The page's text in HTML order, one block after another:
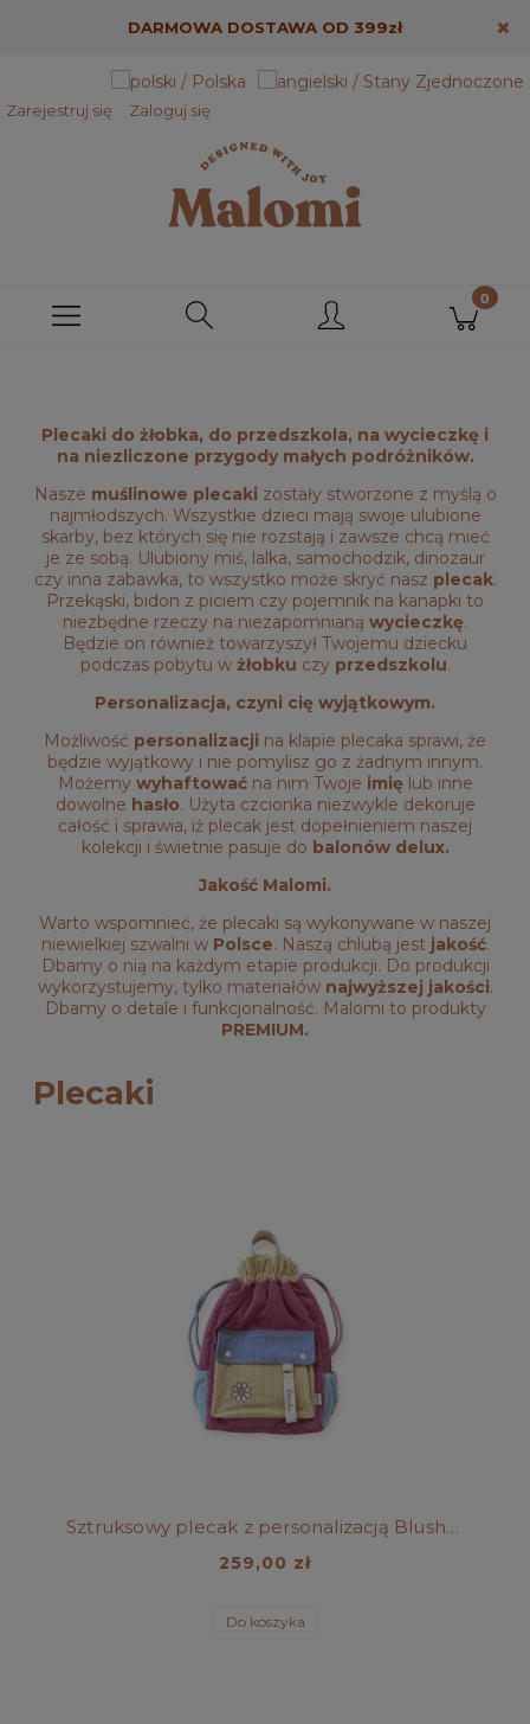
DARMOWA DOSTAWA OD 399zł
Zarejestruj się Zaloguj się
Plecaki do żłobka, do przedszkola, na wycieczkę i
na niezliczone przygody małych podróżników.
Nasze muślinowe plecaki zostały stworzone z myślą o
najmłodszych. Wszystkie dzieci mają swoje ulubione
skarby, bez których się nie rozstają i zawsze chcą mieć
je ze sobą. Ulubiony miś, lalka, samochodzik, dinozaur
czy inna zabawka, to wszystko może skryć nasz plecak.
Przekąski, bidon z piciem czy pojemnik na kanapki to
niezbędne rzeczy na niezapomnianą wycieczkę.
Będzie on również towarzyszył Twojemu dziecku
podczas pobytu w żłobku czy przedszkolu.
Personalizacja, czyni cię wyjątkowym.
Możliwość personalizacji na klapie plecaka sprawi, że
będzie wyjątkowy i nie pomylisz go z żadnym innym.
Możemy wyhaftowaćna nim Twoje imięlub inne
dowolne hasło. Użyta czcionka niezwykle dekoruje
całość i sprawia, iż plecak jest dopełnieniem naszej
kolekcji i świetnie pasuje do balonów delux.
Jakość Malomi.
Warto wspomnieć, że plecaki są wykonywane w naszej
niewielkiej szwalni w Polsce. Naszą chlubą jest jakość.
Dbamy o nią na każdym etapie produkcji. Do produkcji
wykorzystujemy, tylko materiałów najwyższej jakości.
Dbamy o detale i funkcjonalność. Malomi to produkty
PREMIUM.
Plecaki
Sztruksowy plecak z personalizacją Blush Rose
259,00 zł
Do koszyka